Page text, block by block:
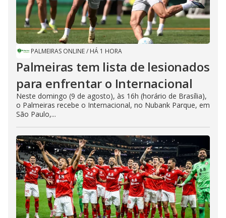
o
PALMEIRAS ONLINE/ HÁ 1 HORA
Palmeiras tem lista de lesionados
para enfrentar o Internacional
Neste domingo (9 de agosto), às 16h (horário de Brasília),
o Palmeiras recebe o Internacional, no Nubank Parque, em
São Paulo,...